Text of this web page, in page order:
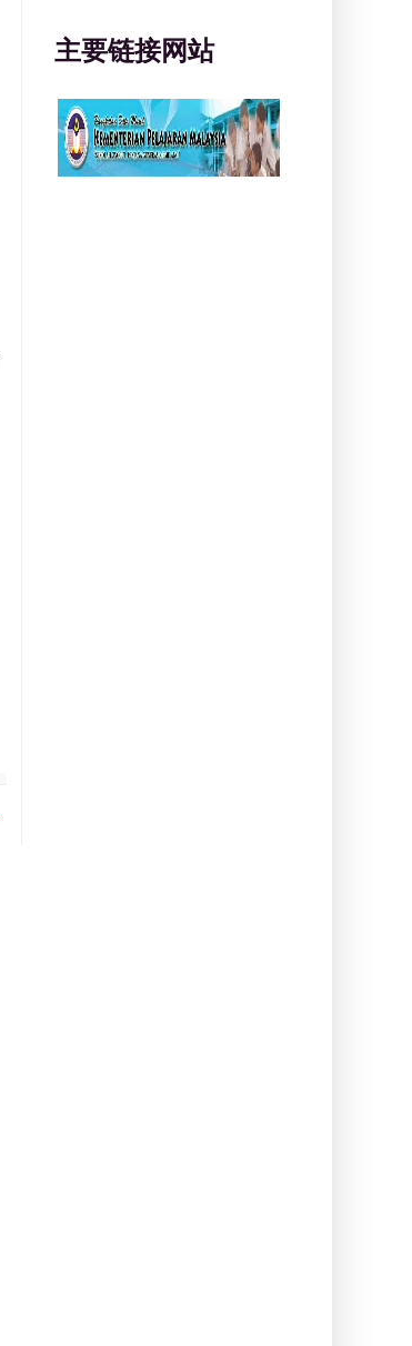
主要链接网站